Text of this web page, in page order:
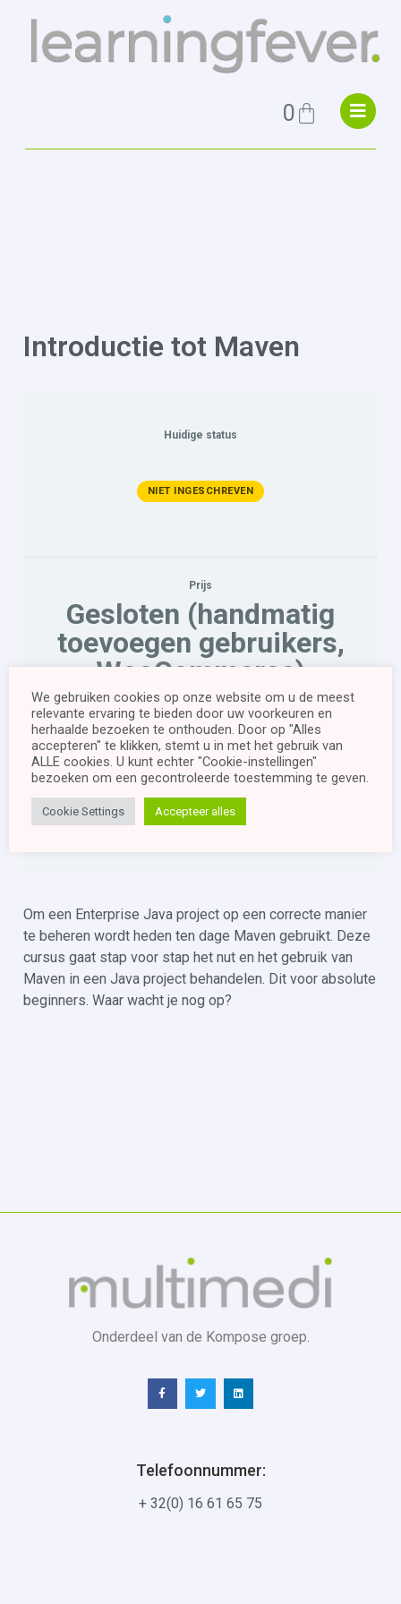
0
Introductie tot Maven
Huidige status
NIET INGESCHREVEN
Prijs
Gesloten (handmatig
toevoegen gebruikers,
WooCommerce)
Begin
This cursus is currently closed
Om een Enterprise Java project op een correcte manier
te beheren wordt heden ten dage Maven gebruikt. Deze
cursus gaat stap voor stap het nut en het gebruik van
Maven in een Java project behandelen. Dit voor absolute
beginners. Waar wacht je nog op?
Onderdeel van de Kompose groep.
Telefoonnummer:
+ 32(0) 16 61 65 75
We gebruiken cookies op onze website om u de meest
relevante ervaring te bieden door uw voorkeuren en
herhaalde bezoeken te onthouden. Door op "Alles
accepteren" te klikken, stemt u in met het gebruik van
ALLE cookies. U kunt echter "Cookie-instellingen"
bezoeken om een ​​gecontroleerde toestemming te geven.
Cookie Settings Accepteer alles